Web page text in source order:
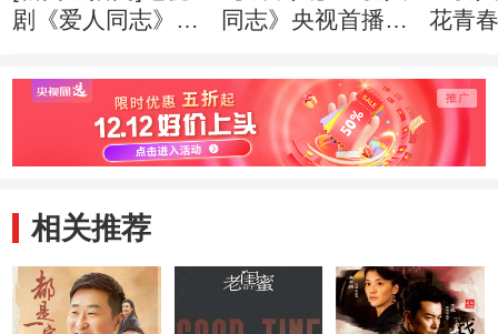
剧《爱人同志》央
创作 致敬革命先
辈
同志》央视首播
仰之美
花青
相关推荐